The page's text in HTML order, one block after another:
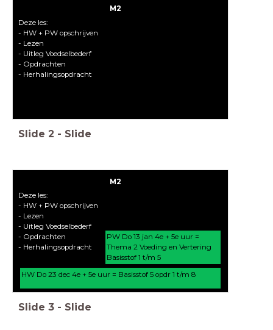
M2
Deze les:
- HW + PW opschrijven
- Lezen
- Uitleg Voedselbederf
- Opdrachten
- Herhalingsopdracht
Slide 2 - Slide
M2
Deze les:
- HW + PW opschrijven
- Lezen
- Uitleg Voedselbederf
- Opdrachten
- Herhalingsopdracht
HW Do 23 dec 4e + 5e uur = Basisstof 5 opdr 1 t/m 8
PW Do 13 jan 4e + 5e uur =
Thema 2 Voeding en Vertering
Basisstof 1 t/m 5
Slide 3 - Slide